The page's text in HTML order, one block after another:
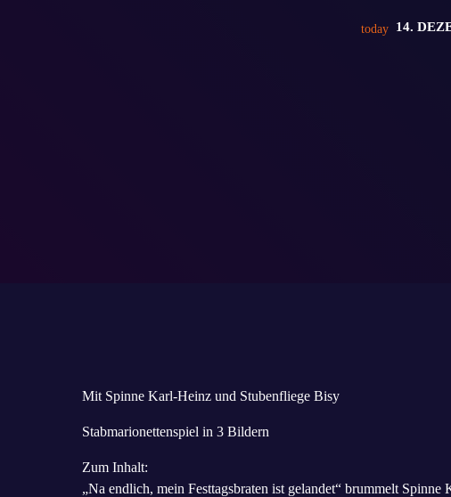
today 14.
Mit Spinne Karl-Heinz und Stubenfliege Bisy
Stabmarionettenspiel in 3 Bildern
Zum Inhalt:
„Na endlich, mein Festtagsbraten ist gelandet“ brummelt